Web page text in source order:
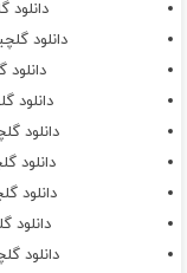
دانلود
دانلود
دانلود
دانلود
دانلود
دانلود